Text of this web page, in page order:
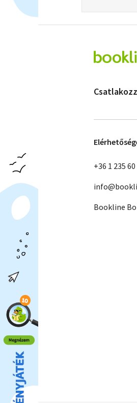
+36 1 235 60
Bookline